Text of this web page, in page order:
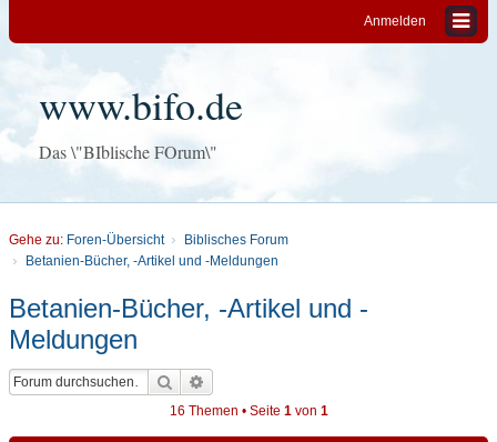
Anmelden
www.bifo.de
Das \"BIblische FOrum\"
Gehe zu: Foren-Übersicht
Biblisches Forum
Betanien-Bücher, -Artikel und -Meldungen
Betanien-Bücher, -Artikel und -
Meldungen
Suche
16 Themen • Seite 1von 1